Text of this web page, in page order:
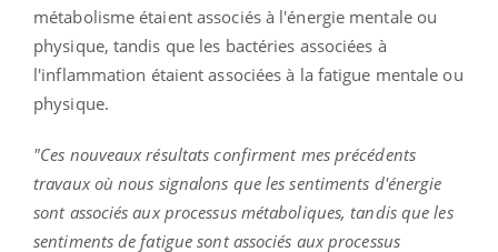
métabolisme étaient associés à l'énergie mentale ou
physique, tandis que les bactéries associées à
l'inflammation étaient associées à la fatigue mentale ou
physique.
"Ces nouveaux résultats confirment mes précédents
travaux où nous signalons que les sentiments d'énergie
sont associés aux processus métaboliques, tandis que les
sentiments de fatigue sont associés aux processus